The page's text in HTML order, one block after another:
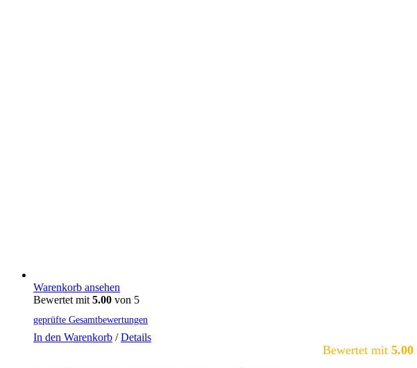
Warenkorb ansehen
Bewertet mit 5.00 von 5
geprüfte Gesamtbewertungen
In den Warenkorb / Details
Bewertet mit 5.00